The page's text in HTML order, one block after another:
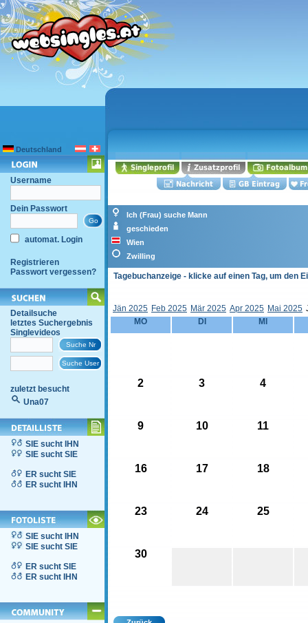
Deutschland
Username
Dein Passwort
automat. Login
Registrieren
Passwort vergessen?
Detailsuche
letztes Suchergebnis
Singlevideos
zuletzt besucht
Una07
SIE sucht IHN
SIE sucht SIE
ER sucht SIE
ER sucht IHN
SIE sucht IHN
SIE sucht SIE
ER sucht SIE
ER sucht IHN
Ich (Frau) suche Mann
geschieden
Wien
Zwilling
Tagebuchanzeige - klicke auf einen Tag, um den
Jän 2025 Feb 2025 Mär 2025 Apr 2025 Mai 2025
MO
DI MI
2 3 4
9 10 11
16 17 18
23 24 25
30